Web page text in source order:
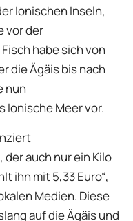
Ionischen Inseln,
vor der
habe sich von
die Ägäis bis nach
nun
Ionische Meer vor.
auch nur ein Kilo
ihn mit 5,33 Euro“,
Medien. Diese
auf die Ägäis und